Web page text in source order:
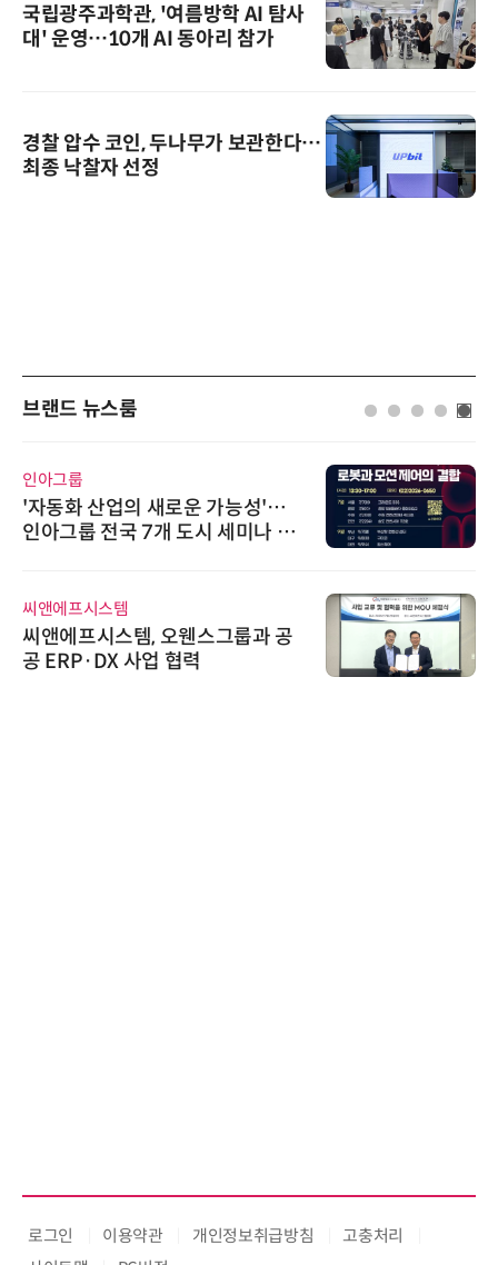
국립광주과학관, '여름방학 AI 탐사
대' 운영…10개 AI 동아리 참가
경찰 압수 코인, 두나무가 보관한다…
최종 낙찰자 선정
브랜드 뉴스룸
인아그룹
'자동화 산업의 새로운 가능성'…
인아그룹 전국 7개 도시 세미나 페
씨앤에프시스템
씨앤에프시스템, 오웬스그룹과 공
공 ERP·DX 사업 협력
로그인 이용약관 개인정보취급방침
고충처리